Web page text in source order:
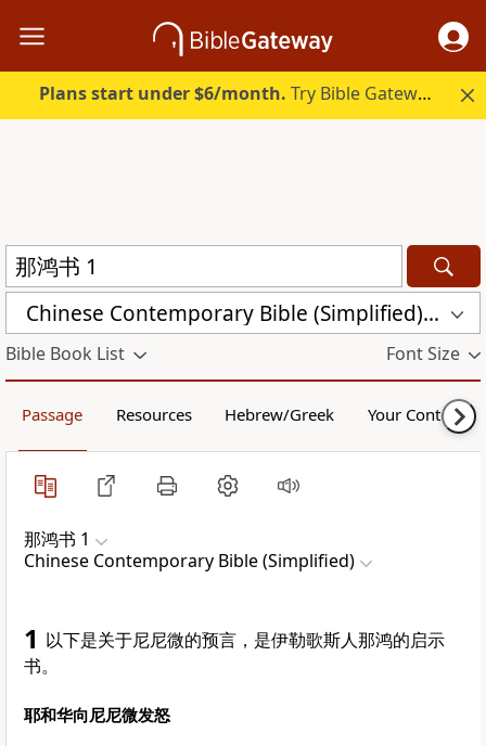
Plans start under $6/month. Try Bible Gateway Plus.
Chinese Contemporary Bible (Simplified) (CCB)
Bible Book List Font Size
Passage Resources Hebrew/Greek Your Content
那鸿书 1
Chinese Contemporary Bible (Simplified)
1 以下是关于尼尼微的预言，是伊勒歌斯人那鸿的启示
书。
耶和华向尼尼微发怒